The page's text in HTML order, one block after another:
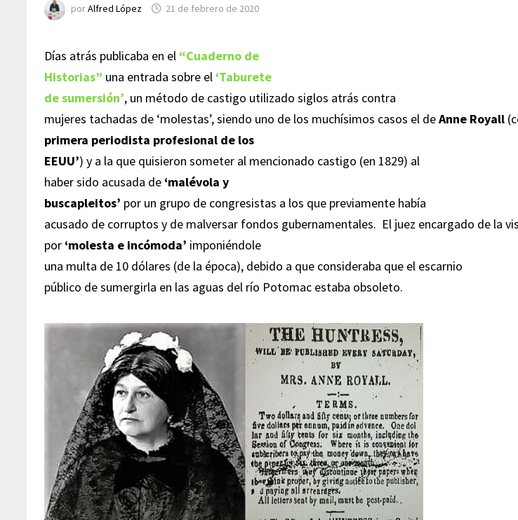
porAlfred López 21 de febrero de 2020
Días atrás publicaba en el “Cuaderno de
Historias” una entrada sobre el ‘Taburete
de sumersión’, un método de castigo utilizado siglos atrás contra
mujeres tachadas de ‘molestas’, siendo uno de los muchísimos casos el deAnne Royall
primera periodista profesional de los
EEUU’) y a la que quisieron someter al mencionado castigo (en 1829) al
haber sido acusada de ‘malévola y
buscapleitos’ por un grupo de congresistas a los que previamente había
acusado de corruptos y de malversar fondos gubernamentales. El juez encargado de la
por ‘molesta e incómoda’ imponiéndole
una multa de 10 dólares (de la época), debido a que consideraba que el escarnio
público de sumergirla en las aguas del río Potomac estaba obsoleto.